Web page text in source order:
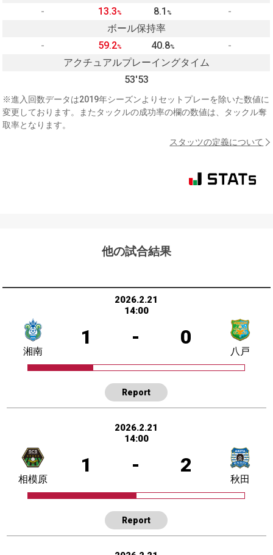
-
13.3% 8.1%
-
ボール保持率
-
59.2% 40.8%
-
アクチュアルプレーイングタイム
53'53
※進入回数データは2019年シーズンよりセットプレーを除いた数値に
変更しております。またタックルの成功率の欄の数値は、タックル奪
取率となります。
スタッツの定義について
他の試合結果
2026.2.21
14:00
1 - 0
湘南 八戸
Report
2026.2.21
14:00
1 - 2
相模原 秋田
Report